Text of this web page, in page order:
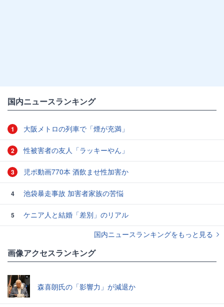
国内ニュースランキング
1 大阪メトロの列車で「煙が充満」
2 性被害者の友人「ラッキーやん」
3 児ポ動画770本 酒飲ませ性加害か
4 池袋暴走事故 加害者家族の苦悩
5
ケニア人と結婚「差別」のリアル
国内ニュースランキングをもっと見る
画像アクセスランキング
森喜朗氏の「影響力」が減退か